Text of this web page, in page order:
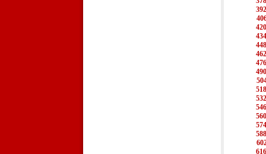
392
420
434
448
462
476
490
518
532
546
560
574
588
616